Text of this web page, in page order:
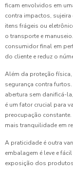
ficam envolvidos em
contra impactos, sujeira
itens frágeis ou
o transporte e
consumidor final em
do cliente e reduz o
Além da proteção
segurança contra
abertura sem danificá-
é um fator crucial para
preocupação
mais tranquilidade em
A praticidade é outra
embalagem é leve e
exposição dos